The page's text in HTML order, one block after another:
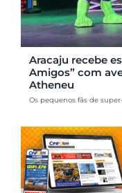
Aracaju recebe
Amigos” com
Atheneu
Os pequenos fãs de